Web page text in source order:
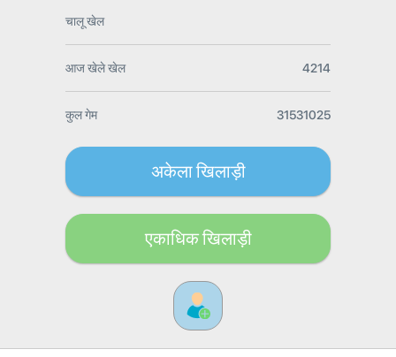
चालू खेल
आज खेले खेल 4214
कुल गेम 31531025
अकेला खिलाड़ी
एकाधिक खिलाड़ी